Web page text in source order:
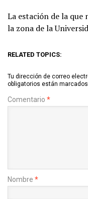
La estación de la
la zona de la
RELATED TOPICS:
Tu dirección de correo
obligatorios están
Comentario *
Nombre *